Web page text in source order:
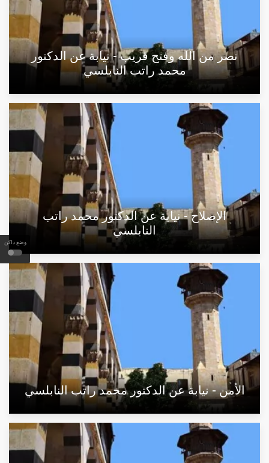
وضع داكن
نصر من الله وفتح قريب - نيابة عن الدكتور
محمد راتب النابلسي
الإصلاح - نيابة عن الدكتور محمد راتب
النابلسي
الأمن - نيابة عن الدكتور محمد راتب النابلسي